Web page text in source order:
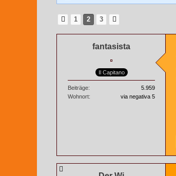
1 2 3
fantasista
Il Capitano
Beiträge
5.959
Wohnort
via negativa 5